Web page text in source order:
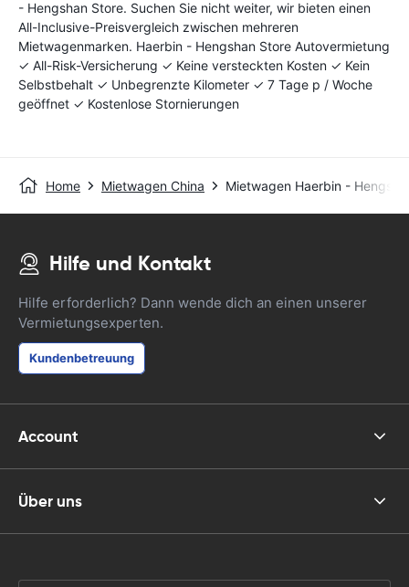
- Hengshan Store. Suchen Sie nicht weiter, wir bieten einen
All-Inclusive-Preisvergleich zwischen mehreren
Mietwagenmarken. Haerbin - Hengshan Store Autovermietung
✓ All-Risk-Versicherung ✓ Keine versteckten Kosten ✓ Kein
Selbstbehalt ✓ Unbegrenzte Kilometer ✓ 7 Tage p / Woche
geöffnet ✓ Kostenlose Stornierungen
Home Mietwagen China Mietwagen Haerbin -
Hilfe und Kontakt
Hilfe erforderlich? Dann wende dich an einen unserer
Vermietungsexperten.
Kundenbetreuung
Account
Über uns